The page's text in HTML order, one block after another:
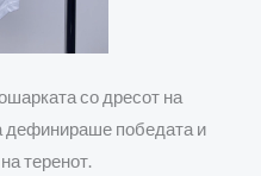
со дресот на
дефинираше победата и
теренот.